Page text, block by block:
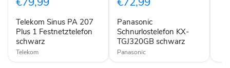
Plus
Festnetztelefon
schwarz
Telekom Sinus PA 207
Plus 1 Festnetztelefon
schwarz
Telekom
schwarz
Panasonic
Schnurlostelefon KX-
TGJ320GB schwarz
Panasonic